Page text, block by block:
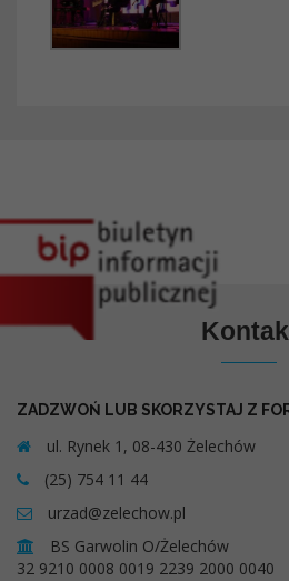
ZADZWOŃ LUB SKORZYSTAJ Z
ul. Rynek 1, 08-430 Żelechów
(25) 754 11 44
urzad@zelechow.pl
BS Garwolin O/Żelechów
32 9210 0008 0019 2239 2000 0040